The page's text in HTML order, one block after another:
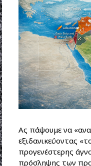
Ας πάψουμε να
εξιδανικεύοντας
προγενέστερης
πρόσληψης των